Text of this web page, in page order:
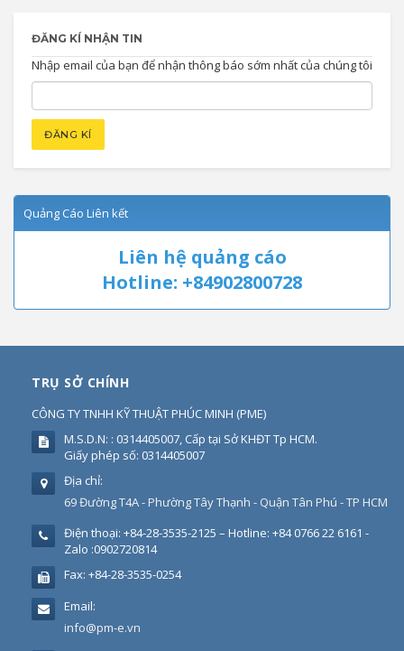
ĐĂNG KÍ NHẬN TIN
Nhập email của bạn để nhận thông báo sớm nhất của chúng tôi
Quảng Cáo Liên kết
Liên hệ quảng cáo
Hotline: +84902800728
TRỤ SỞ CHÍNH
CÔNG TY TNHH KỸ THUẬT PHÚC MINH (PME)
M.S.D.N: : 0314405007, Cấp tại Sở KHĐT Tp HCM.
Giấy phép số: 0314405007
Địa chỉ:
69 Đường T4A - Phường Tây Thạnh - Quận Tân Phú - TP HCM
Điện thoại: +84-28-3535-2125 – Hotline: +84 0766 22 6161 -
Zalo :0902720814
Fax: +84-28-3535-0254
Email:
info@pm-e.vn